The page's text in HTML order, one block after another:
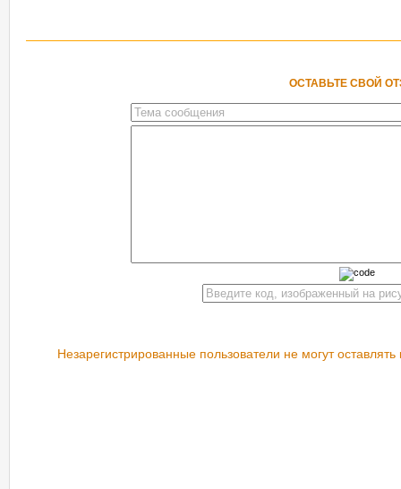
ОСТАВЬТЕ СВОЙ
Незарегистрированные пользователи не могут